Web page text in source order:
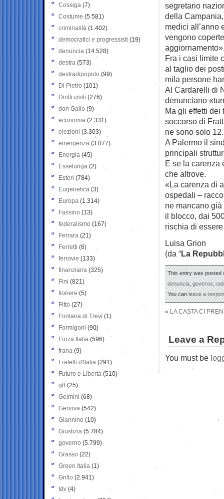
segretario
della
medici all’anno
vengono
Fra i casi limite
al taglio dei
mila persone
Al Cardarelli di
denunciano
Ma gli effetti
soccorso di
ne sono solo 12.
A Palermo il
principali
E se la carenza
che altrove.
«La carenza di
ospedali –
ne mancano
il blocco, dai
rischia di
Luisa Grion
(da “La
This entry was posted
denuncia,governo,
You canleave a
« LA CASTA CI
Leave a
You must be
Cossiga (7)
Costume (5.581)
criminalità (1.402)
democratici e progressisti (19)
denuncia (14.528)
destra (573)
destradipopolo (99)
Di Pietro (101)
Diritti civili (276)
don Gallo (9)
economia (2.331)
elezioni (3.303)
emergenza (3.077)
Energia (45)
Esselunga (2)
Esteri (784)
Eugenetica (3)
Europa (1.314)
Fassino (13)
federalismo (167)
Ferrara (21)
Ferretti (6)
ferrovie (133)
finanziaria (325)
Fini (821)
fioriere (5)
Fitto (27)
Fontana di Trevi (1)
Formigoni (90)
Forza Italia (596)
frana (9)
Fratelli d'Italia (291)
Futuro e Libertà (510)
g8 (25)
Gelmini (68)
Genova (542)
Giannino (10)
Giustizia (5.784)
governo (5.799)
Grasso (22)
Green Italia (1)
Grillo (2.941)
Idv (4)